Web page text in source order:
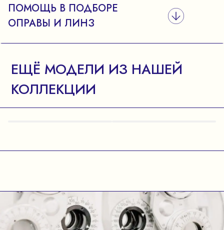
ПОМОЩЬ В ПОДБОРЕ
ОПРАВЫ И ЛИНЗ
ЕЩЁ МОДЕЛИ ИЗ НАШЕЙ
КОЛЛЕКЦИИ